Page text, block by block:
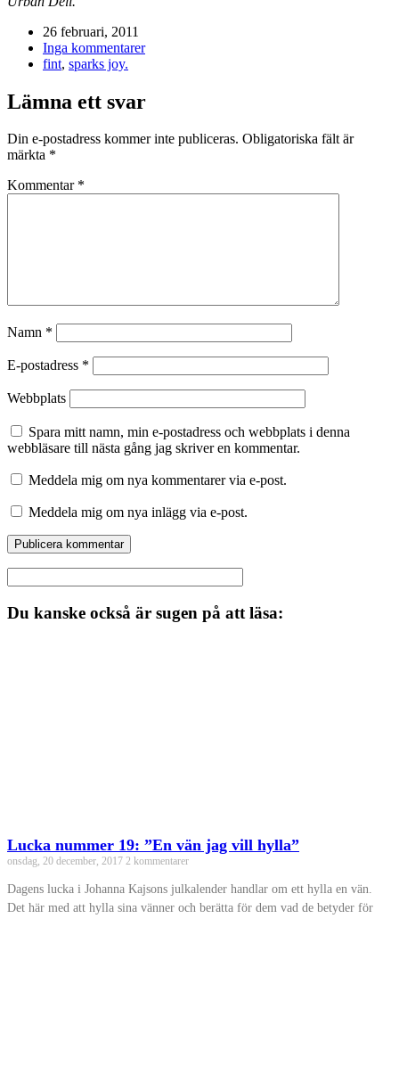
26 februari, 2011
Inga kommentarer
fint, sparks joy.
Lämna ett svar
Din e-postadress kommer inte publiceras. Obligatoriska fält är
märkta *
Kommentar *
Namn *
E-postadress *
Webbplats
Spara mitt namn, min e-postadress och webbplats i denna
webbläsare till nästa gång jag skriver en kommentar.
Meddela mig om nya kommentarer via e-post.
Meddela mig om nya inlägg via e-post.
Du kanske också är sugen på att läsa:
Lucka nummer 19: ”En vän jag vill hylla”
onsdag, 20 december, 2017 2 kommentarer
Dagens lucka i Johanna Kajsons julkalender handlar om ett hylla en vän.
Det här med att hylla sina vänner och berätta för dem vad de betyder för